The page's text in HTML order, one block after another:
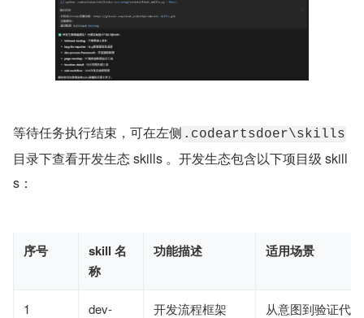
等待任务执行结束，可在左侧 .codeartsdoer\skills
目录下查看开发生态 skills 。开发生态包含以下项目级 skill
s：
序号
skill 名
称
功能描述 适用场景
1
dev-
开发流程框架
从意图到验证代